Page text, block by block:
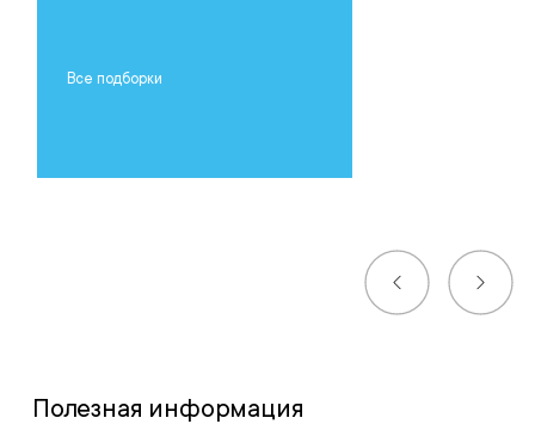
Все подборки
Полезная информация